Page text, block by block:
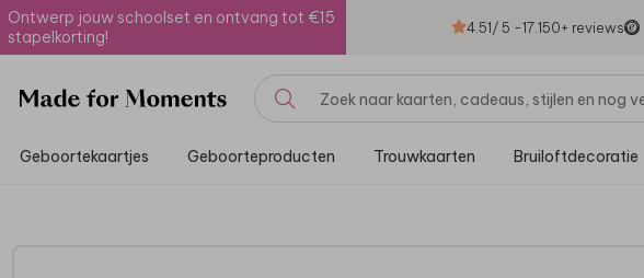
Ontwerp jouw schoolset en ontvang tot €15
stapelkorting!
4.51/ 5 -17.150+ reviews
Geboortekaartjes Geboorteproducten Trouwkaarten Bruiloftdecoratie